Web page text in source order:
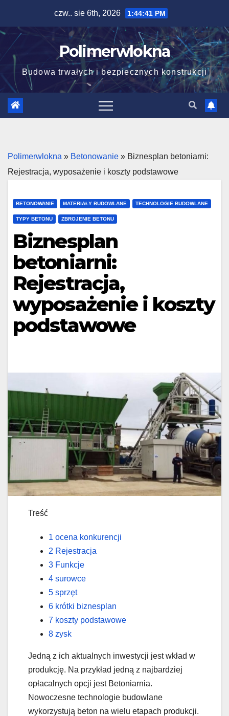
content
czw.. sie 6th, 2026 1:44:43 PM
Polimerwlokna
Budowa trwałych i bezpiecznych konstrukcji
Polimerwlokna » Betonowanie » Biznesplan betoniarni:
Rejestracja, wyposażenie i koszty podstawowe
BETONOWANIE MATERIAŁY BUDOWLANE TECHNOLOGIE BUDOWLANE
TYPY BETONU ZBROJENIE BETONU
Biznesplan
betoniarni:
Rejestracja,
wyposażenie i koszty
podstawowe
Treść
1 ocena konkurencji
2 Rejestracja
3 Funkcje
4 surowce
5 sprzęt
6 krótki biznesplan
7 koszty podstawowe
8 zysk
Jedną z ich aktualnych inwestycji jest wkład w
produkcję. Na przykład jedną z najbardziej
opłacalnych opcji jest Betoniarnia.
Nowoczesne technologie budowlane
wykorzystują beton na wielu etapach produkcji.